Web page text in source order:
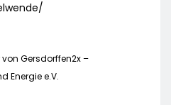
Gersdorffen2x –
Energie e.V.